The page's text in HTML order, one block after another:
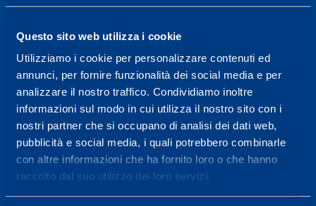
Questo sito web utilizza i cookie
Utilizziamo i cookie per personalizzare contenuti ed
annunci, per fornire funzionalità dei social media e per
analizzare il nostro traffico. Condividiamo inoltre
informazioni sul modo in cui utilizza il nostro sito con i
nostri partner che si occupano di analisi dei dati web,
pubblicità e social media, i quali potrebbero combinarle
con altre informazioni che ha fornito loro o che hanno
raccolto dal suo utilizzo dei loro servizi.
Centro servizi per l'alta
prestazione ed il
wellness.
Maggiori informazioni
Servizi
Servizi Medici
Test di valutazione